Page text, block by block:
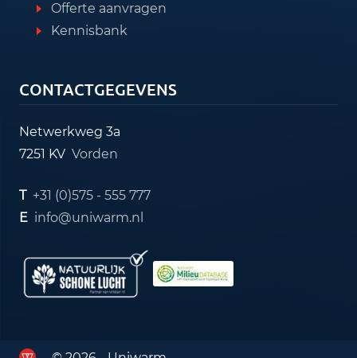
Offerte aanvragen
Kennisbank
CONTACTGEGEVENS
Netwerkweg 3a
7251 KV Vorden
T +31 (0)575 - 555 777
E info@uniwarm.nl